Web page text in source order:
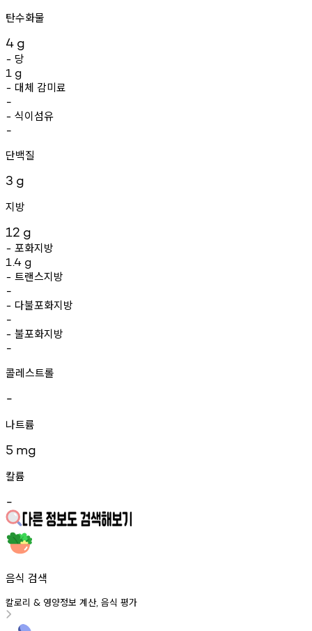
탄수화물
4 g
- 당
1 g
- 대체 감미료
-
- 식이섬유
-
단백질
3 g
지방
12 g
- 포화지방
1.4 g
- 트랜스지방
-
- 다불포화지방
-
- 불포화지방
-
콜레스트롤
-
나트륨
5 mg
칼륨
-
음식 검색
칼로리 & 영양정보 계산, 음식 평가